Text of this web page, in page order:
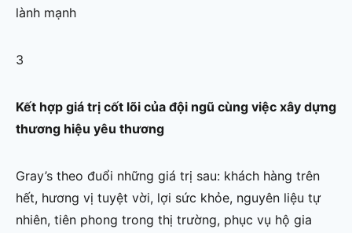
lành mạnh
3
Kết hợp giá trị cốt lõi của đội ngũ cùng việc xây dựng
thương hiệu yêu thương
Gray’s theo đuổi những giá trị sau: khách hàng trên
hết, hương vị tuyệt vời, lợi sức khỏe, nguyên liệu tự
nhiên, tiên phong trong thị trường, phục vụ hộ gia